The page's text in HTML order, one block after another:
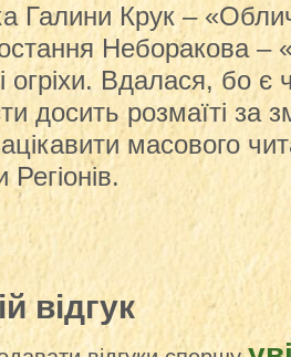
Галини Крук –
Неборакова –
огріхи. Вдалася, бо є
досить розмаїті за
масового
відгук